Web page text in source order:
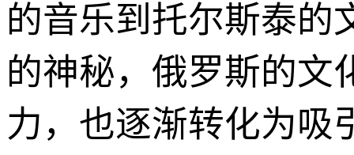
的音乐到托尔斯泰的
的神秘，俄罗斯的文
力，也逐渐转化为吸